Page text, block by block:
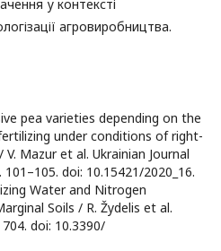
у контексті
агровиробництва.
pea varieties depending on the
under conditions of right-
Mazur et al. Ukrainian Journal
doi: 10.15421/2020_16.
Water and Nitrogen
Soils / R. Žydelis et al.
doi: 10.3390/